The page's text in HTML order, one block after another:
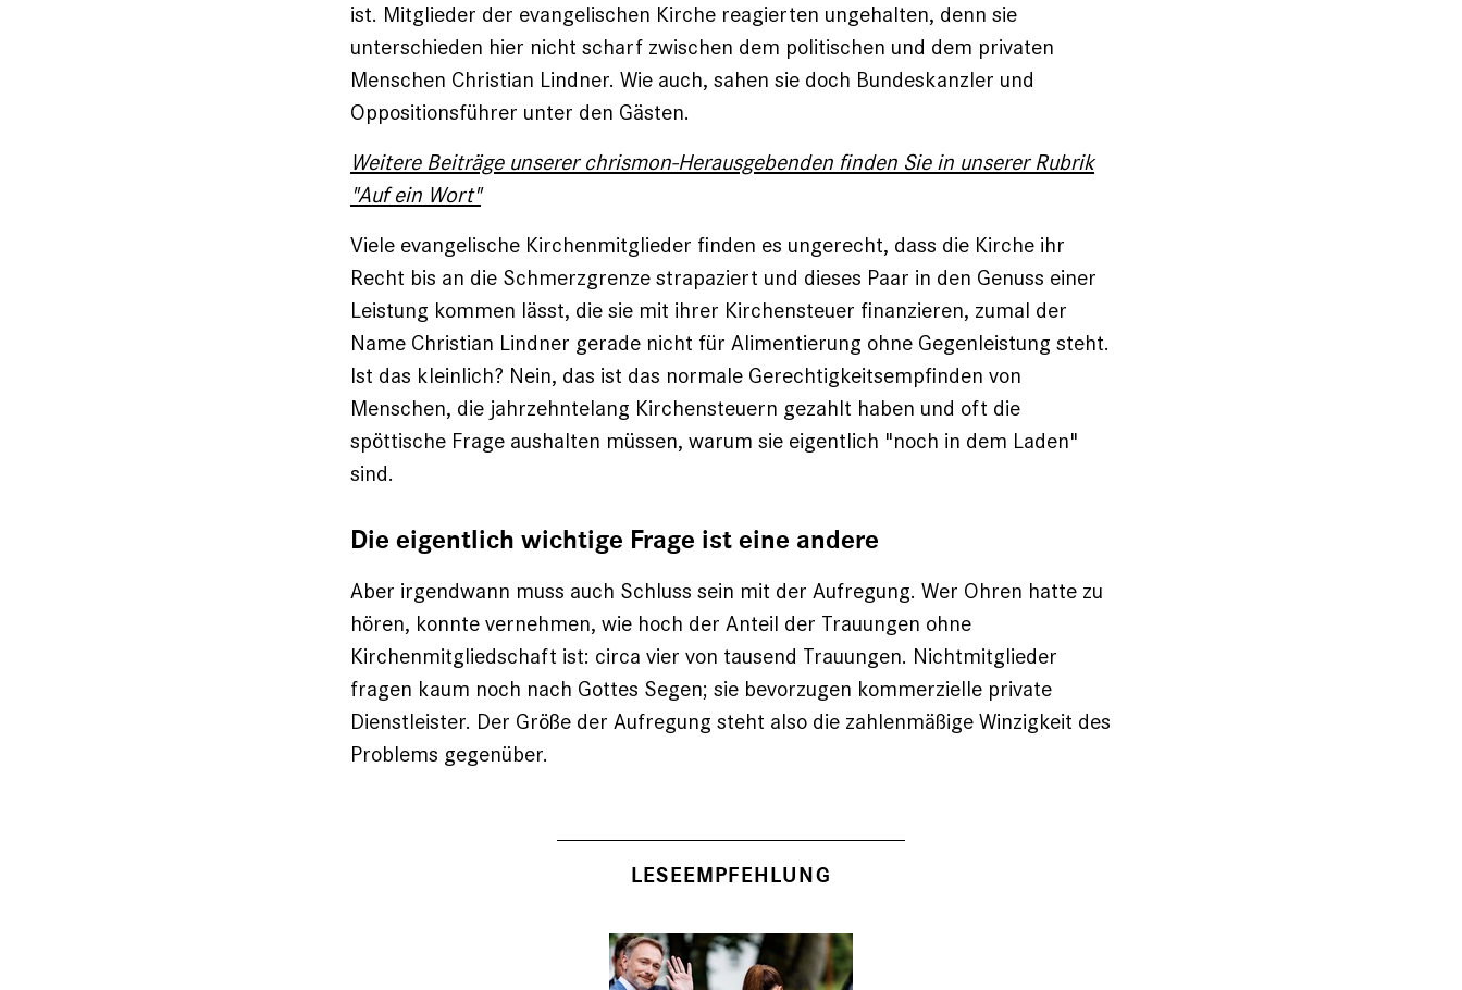
ist. Mitglieder der evangelischen Kirche reagierten ungehalten, denn sie
unterschieden hier nicht scharf zwischen dem politischen und dem privaten
Menschen Christian Lindner. Wie auch, sahen sie doch Bundeskanzler und
Oppositionsführer unter den Gästen.
Weitere Beiträge unserer chrismon-Herausgebenden finden Sie in unserer Rubrik
"Auf ein Wort"
Viele evangelische Kirchenmitglieder finden es ungerecht, dass die Kirche ihr
Recht bis an die Schmerzgrenze strapaziert und dieses Paar in den Genuss einer
Leistung kommen lässt, die sie mit ihrer Kirchensteuer finanzieren, zumal der
Name Christian Lindner gerade nicht für Alimentierung ohne Gegenleistung steht.
Ist das kleinlich? Nein, das ist das normale Gerechtigkeitsempfinden von
Menschen, die jahrzehntelang Kirchensteuern gezahlt haben und oft die
spöttische Frage aushalten müssen, warum sie eigentlich "noch in dem Laden"
sind.
Die eigentlich wichtige Frage ist eine andere
Aber irgendwann muss auch Schluss sein mit der Aufregung. Wer Ohren hatte zu
hören, konnte vernehmen, wie hoch der Anteil der Trauungen ohne
Kirchenmitgliedschaft ist: circa vier von tausend Trauungen. Nichtmitglieder
fragen kaum noch nach Gottes Segen; sie bevorzugen kommerzielle private
Dienstleister. Der Größe der Aufregung steht also die zahlenmäßige Winzigkeit des
Problems gegenüber.
LESEEMPFEHLUNG